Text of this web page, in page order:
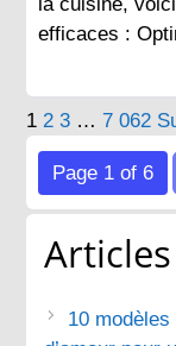
efficaces :
des
1 2 3 … 7 062
Page 1 of 6
10